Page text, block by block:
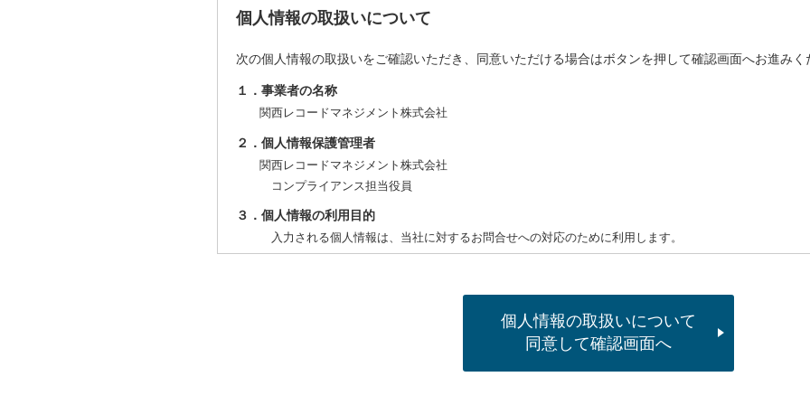
個人情報の取扱いについて
次の個人情報の取扱いをご確認いただき、同意いただける場合はボタンを押して確認画面へお進みく
１．事業者の名称
関西レコードマネジメント株式会社
２．個人情報保護管理者
関西レコードマネジメント株式会社
コンプライアンス担当役員
３．個人情報の利用目的
入力される個人情報は、当社に対するお問合せへの対応のために利用します。
人の生命、身体又は財産の保護のために必要であって、ご本人の同意を得ることが困難な場合
公衆衛生の向上または児童の健全な育成の推進のために特に必要がある場合であって、ご本人の同意
個人情報の取扱いについて
同意して確認画面へ